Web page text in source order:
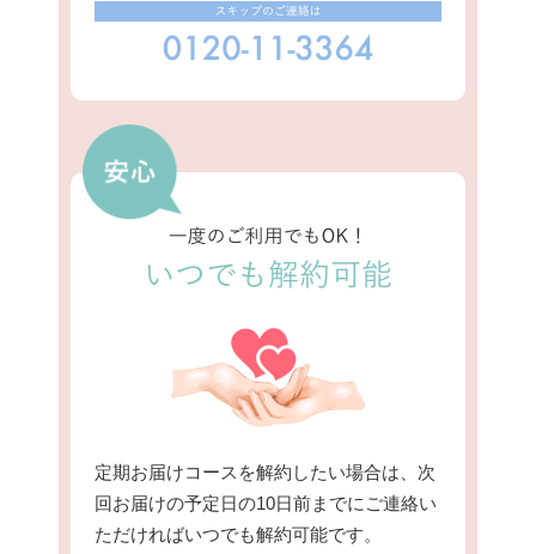
定期お届けコースを解約したい場合は、次
回お届けの予定日の10日前までにご連絡い
ただければいつでも解約可能です。